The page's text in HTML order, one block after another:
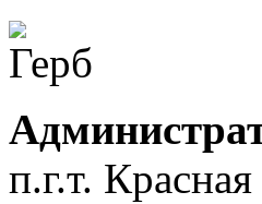
п.г.т.